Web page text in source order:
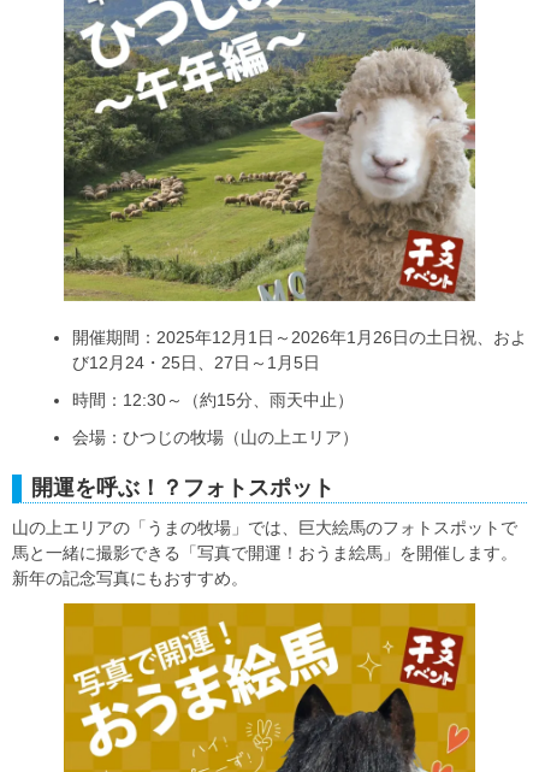
開催期間：2025年12月1日～2026年1月26日の土日祝、およ
び12月24・25日、27日～1月5日
時間：12:30～（約15分、雨天中止）
会場：ひつじの牧場（山の上エリア）
開運を呼ぶ！？フォトスポット
山の上エリアの「うまの牧場」では、巨大絵馬のフォトスポットで
馬と一緒に撮影できる「写真で開運！おうま絵馬」を開催します。
新年の記念写真にもおすすめ。